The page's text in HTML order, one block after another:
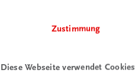
Zustimmung
Diese Webseite verwendet Cookies